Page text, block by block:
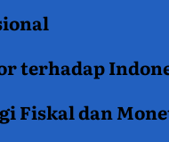
terhadap
Fiskal dan